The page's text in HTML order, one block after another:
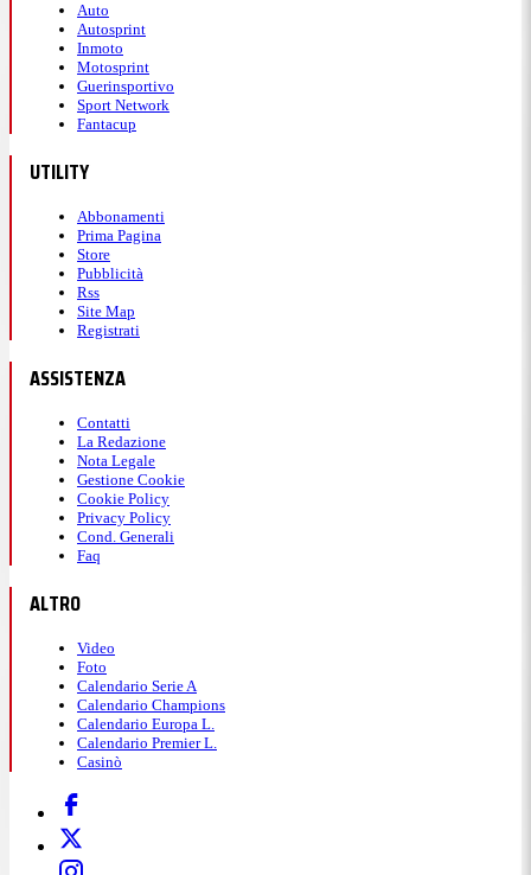
Auto
Autosprint
Inmoto
Motosprint
Guerinsportivo
Sport Network
Fantacup
UTILITY
Abbonamenti
Prima Pagina
Store
Pubblicità
Rss
Site Map
Registrati
ASSISTENZA
Contatti
La Redazione
Nota Legale
Gestione Cookie
Cookie Policy
Privacy Policy
Cond. Generali
Faq
ALTRO
Video
Foto
Calendario Serie A
Calendario Champions
Calendario Europa L.
Calendario Premier L.
Casinò